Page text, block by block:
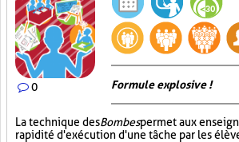
0 Formule explosive !
La technique desBombespermet aux
rapidité d'exécution d'une tâche par les